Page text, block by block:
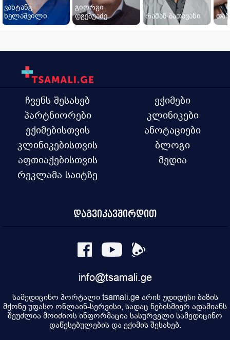
ვახტანგ
ხელაშვილი
გიორგი
დგებუაძე
რამაზ ბათავანი
ჩვენს შესახებ
პარტნიორები
ექიმებისთვის
კლინიკებისთვის
აფთიაქებისთვის
რეკლამა საიტზე
ექიმები
კლინიკები
ანოტაციები
ბლოგი
მედია
დაგვიკავშირდით
info@tsamali.ge
სამედიცინო პორტალი tsamali.ge არის უდიდესი ბაზის
მქონე უფასო ონლაინ-სერვისი, სადაც ნებისმიერ ადამიანს
შეუძლია მოიძიოს ინფორმაცია სასურველი სამედიცინო
დაწესებულების და ექიმის შესახებ.